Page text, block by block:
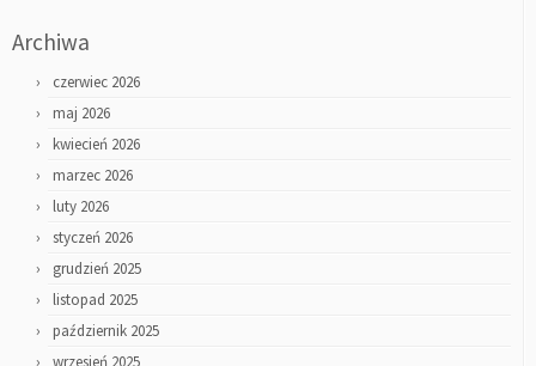
Archiwa
czerwiec 2026
maj 2026
kwiecień 2026
marzec 2026
luty 2026
styczeń 2026
grudzień 2025
listopad 2025
październik 2025
wrzesień 2025